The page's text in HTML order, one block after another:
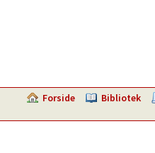
Forside Bibliotek